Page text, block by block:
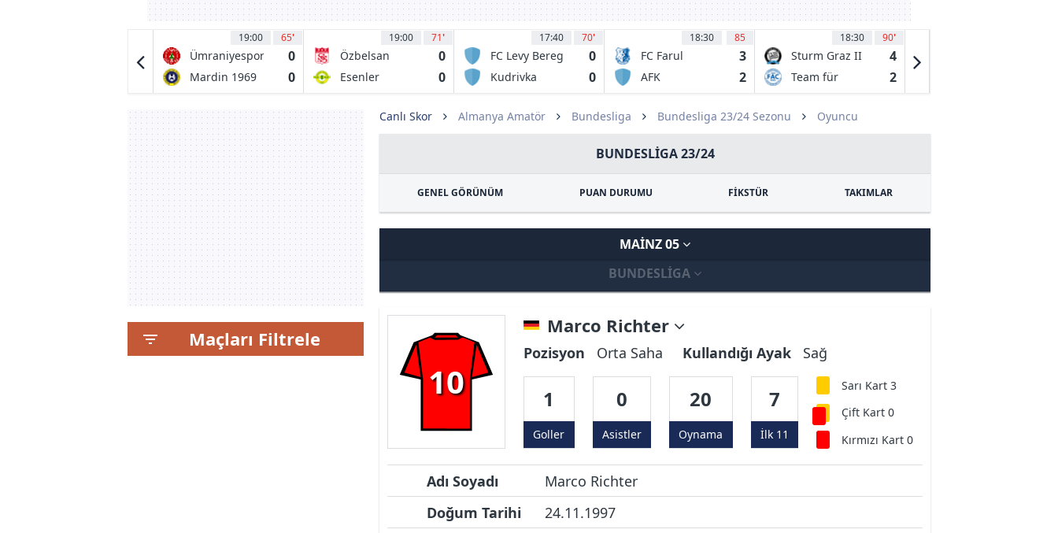
1
19:00 65'
Ümraniyespor 0
Mardin 1969
0
19:00 71'
Özbelsan
Sivasspor
0
Esenler
0
17:40 70'
FC Levy Bereg
Kiev
0
Kudrivka
0
18:30 85
FC Farul
Constanta
3
AFK
Miercurea
2
18:30 90'
Sturm Graz II 4
Team für
2
Maçları Filtrele
Canlı Skor Almanya Amatör Bundesliga Bundesliga 23/24 Sezonu Oyuncu
BUNDESLIGA 23/24
GENEL GÖRÜNÜM PUAN DURUMU FİKSTÜR TAKIMLAR
MAINZ 05
BUNDESLIGA
10
Marco Richter
Pozisyon Orta Saha Kullandığı Ayak Sağ
1
Goller
0
Asistler
20
Oynama
7
İlk 11
Sarı Kart 3
Çift Kart 0
Kırmızı Kart 0
Adı Soyadı
Marco Richter
Doğum Tarihi
24.11.1997